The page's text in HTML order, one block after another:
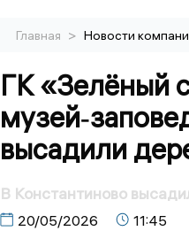
Главная > Новости
ГК «Зелёный
высадили
В Константиново
20/05/2026 11:45